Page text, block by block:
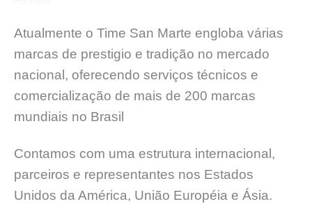
Atualmente o Time San Marte engloba várias
marcas de prestigio e tradição no mercado
nacional, oferecendo serviços técnicos e
comercialização de mais de 200 marcas
mundiais no Brasil
Contamos com uma estrutura internacional,
parceiros e representantes nos Estados
Unidos da América, União Européia e Ásia.